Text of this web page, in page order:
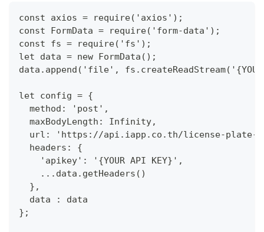
const axios = require('axios');
const FormData = require('form-data');
const fs = require('fs');
let data = new FormData();
data.append('file', fs.createReadStream('{YOUR
let config = {
  method: 'post',
  maxBodyLength: Infinity,
url: 'https://api.iapp.co.th/license-plate-
  headers: {
    'apikey': '{YOUR API KEY}',
    ...data.getHeaders()
  },
  data : data
};